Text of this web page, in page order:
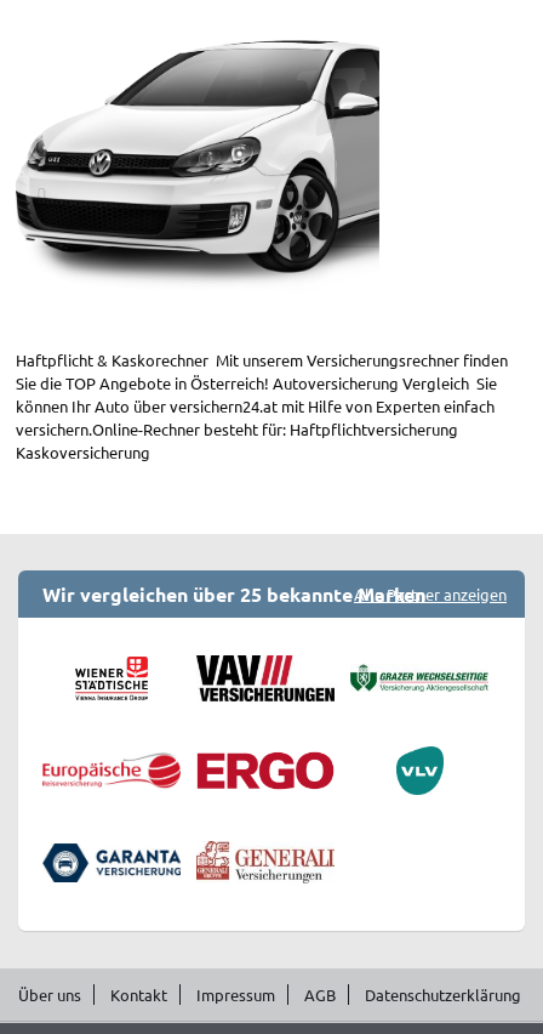
Haftpflicht & Kaskorechner Mit unserem Versicherungsrechner finden
Sie die TOP Angebote in Österreich! Autoversicherung Vergleich Sie
können Ihr Auto über versichern24.at mit Hilfe von Experten einfach
versichern.Online-Rechner besteht für: Haftpflichtversicherung
Kaskoversicherung
Wir vergleichen über 25 bekannte MarkenAlle Partner anzeigen
Über uns Kontakt Impressum AGB Datenschutzerklärung